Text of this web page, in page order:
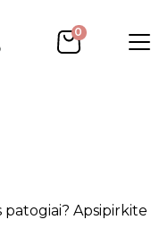
0
Apsipirkite